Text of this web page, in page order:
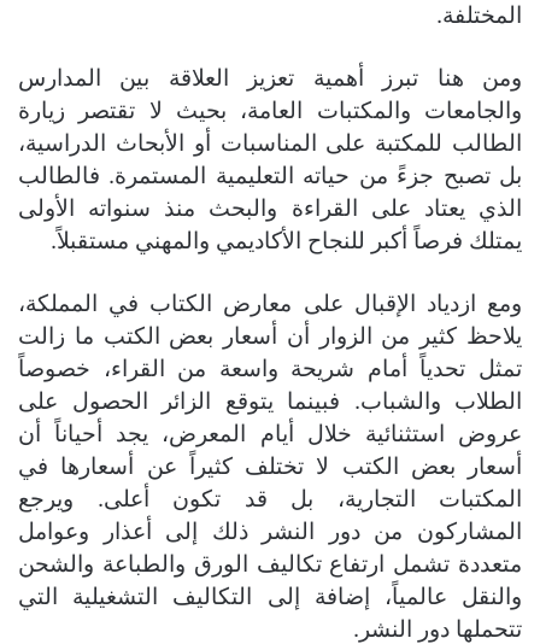
المختلفة.
ومن هنا تبرز أهمية تعزيز العلاقة بين المدارس
والجامعات والمكتبات العامة، بحيث لا تقتصر زيارة
الطالب للمكتبة على المناسبات أو الأبحاث الدراسية،
بل تصبح جزءً من حياته التعليمية المستمرة. فالطالب
الذي يعتاد على القراءة والبحث منذ سنواته الأولى
يمتلك فرصاً أكبر للنجاح الأكاديمي والمهني مستقبلاً.
ومع ازدياد الإقبال على معارض الكتاب في المملكة،
يلاحظ كثير من الزوار أن أسعار بعض الكتب ما زالت
تمثل تحدياً أمام شريحة واسعة من القراء، خصوصاً
الطلاب والشباب. فبينما يتوقع الزائر الحصول على
عروض استثنائية خلال أيام المعرض، يجد أحياناً أن
أسعار بعض الكتب لا تختلف كثيراً عن أسعارها في
المكتبات التجارية، بل قد تكون أعلى. ويرجع
المشاركون من دور النشر ذلك إلى أعذار وعوامل
متعددة تشمل ارتفاع تكاليف الورق والطباعة والشحن
والنقل عالمياً، إضافة إلى التكاليف التشغيلية التي
تتحملها دور النشر.